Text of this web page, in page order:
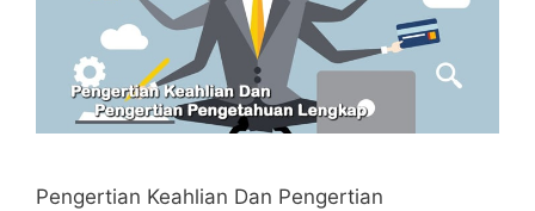
Pengertian Keahlian Dan Pengertian